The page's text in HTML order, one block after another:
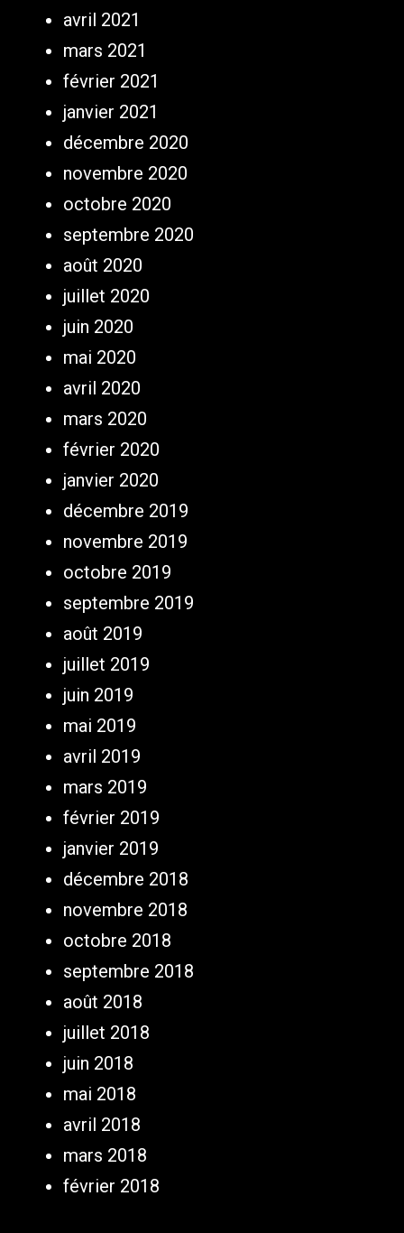
avril 2021
mars 2021
février 2021
janvier 2021
décembre 2020
novembre 2020
octobre 2020
septembre 2020
août 2020
juillet 2020
juin 2020
mai 2020
avril 2020
mars 2020
février 2020
janvier 2020
décembre 2019
novembre 2019
octobre 2019
septembre 2019
août 2019
juillet 2019
juin 2019
mai 2019
avril 2019
mars 2019
février 2019
janvier 2019
décembre 2018
novembre 2018
octobre 2018
septembre 2018
août 2018
juillet 2018
juin 2018
mai 2018
avril 2018
mars 2018
février 2018